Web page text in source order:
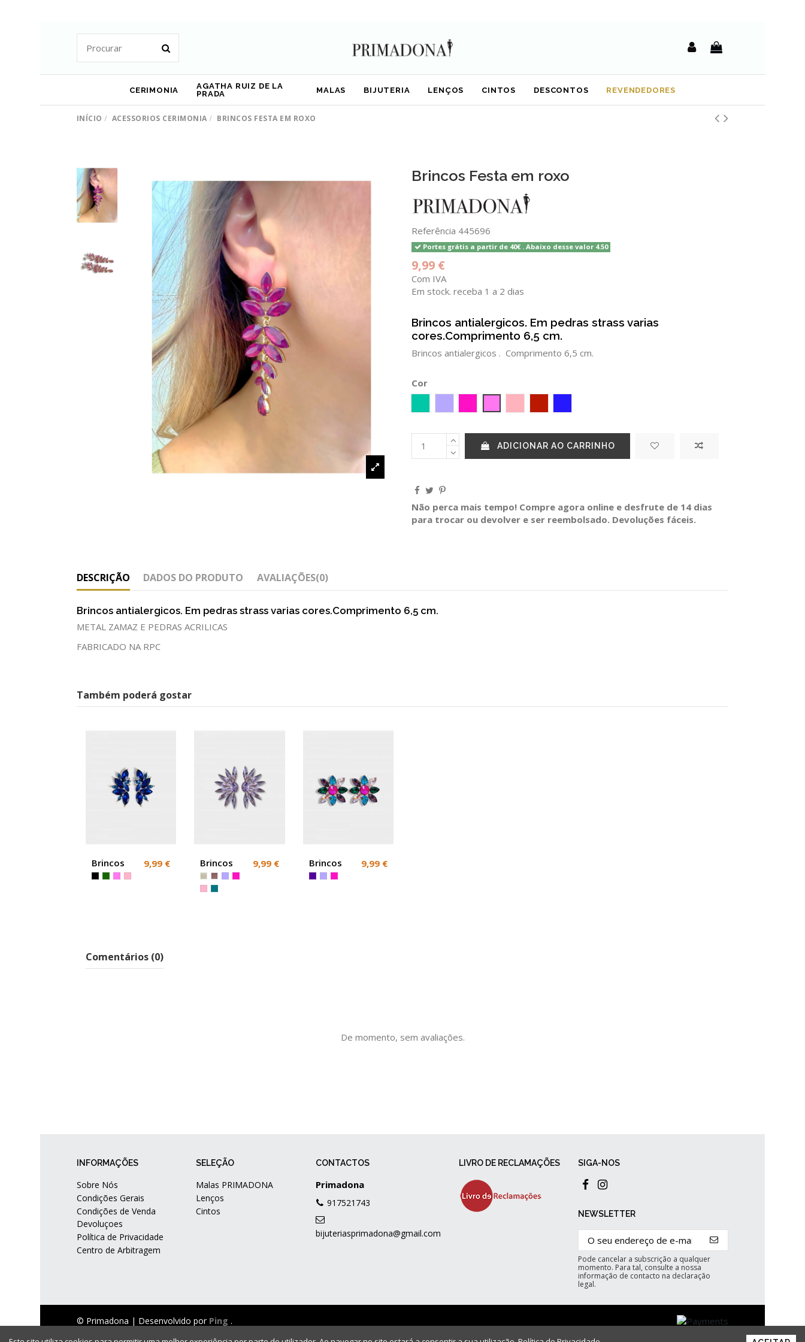
CERIMONIA
AGATHA RUIZ DE LA
PRADA
MALAS BIJUTERIA LENÇOS CINTOS DESCONTOS REVENDEDORES
INÍCIO ACESSORIOS CERIMONIA BRINCOS FESTA EM ROXO
Brincos Festa em roxo
Referência 445696
Portes grátis a partir de 40€ . Abaixo desse valor 4.50
9,99 €
Com IVA
Em stock. receba 1 a 2 dias
Brincos antialergicos. Em pedras strass varias
cores.Comprimento 6,5 cm.
Brincos antialergicos . Comprimento 6,5 cm.
Cor
ADICIONAR AO CARRINHO
Não perca mais tempo! Compre agora online e desfrute de 14 dias
para trocar ou devolver e ser reembolsado. Devoluções fáceis.
DESCRIÇÃO DADOS DO PRODUTO AVALIAÇÕES(0)
Brincos antialergicos. Em pedras strass varias cores.Comprimento 6,5 cm.
METAL ZAMAZ E PEDRAS ACRILICAS
FABRICADO NA RPC
Também poderá gostar
Brincos
azuis
9,99 €
Brincos
Coloridos
Leque
9,99 €
Brincos
Coloridos
9,99 €
Comentários (0)
De momento, sem avaliações.
INFORMAÇÕES
Sobre Nós
Condições Gerais
Condições de Venda
Devoluçoes
Política de Privacidade
Centro de Arbitragem
SELEÇÃO
Malas PRIMADONA
Lenços
Cintos
CONTACTOS
Primadona
917521743
bijuteriasprimadona@gmail.com
LIVRO DE RECLAMAÇÕES SIGA-NOS
NEWSLETTER
Pode cancelar a subscrição a qualquer
momento. Para tal, consulte a nossa
informação de contacto na declaração
legal.
© Primadona | Desenvolvido por Ping .